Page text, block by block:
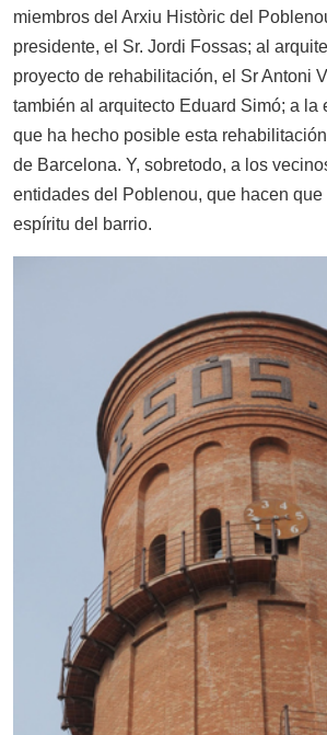
miembros del Arxiu Històric del
presidente, el Sr. Jordi Fossas; al
proyecto de rehabilitación, el Sr Antoni
también al arquitecto Eduard Simó; a la
que ha hecho posible esta
de Barcelona. Y, sobretodo, a los
entidades del Poblenou, que hacen que
espíritu del barrio.